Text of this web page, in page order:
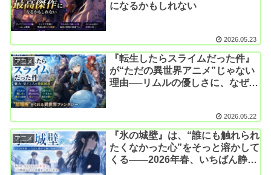
になるかもしれない
2026.05.23
ア二メ
『転生したらスライムだった件』
が“ただの異世界アニメ”じゃない
理由──リムルの優しさに、なぜ私
2026.05.22
ア二メ
『氷の城壁』は、“誰にも触れられ
たくなかった心”をそっと溶かして
くる――2026年春、いちばん静か